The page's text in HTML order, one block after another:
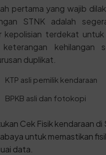
pertama yang wajib
STNK adalah
kepolisian terdekat untuk
kehilangan
duplikat.
KTP asli pemilik kendaraan
BPKB asli dan fotokopi
Cek Fisik kendaraan di
untuk memastikan
data.